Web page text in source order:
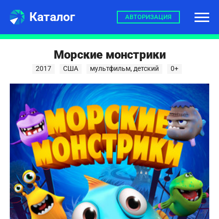
Каталог АВТОРИЗАЦИЯ
Морские монстрики
2017 США мультфильм, детский 0+